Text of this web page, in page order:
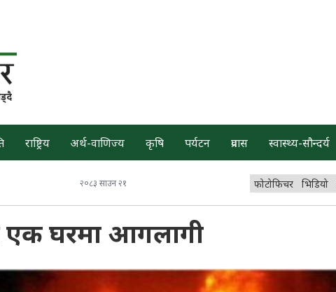
राष्ट्रिय अर्थ-वाणिज्य कृषि पर्यटन प्रवास स्वास्थ्य-सौन्दर्य
२०८३ साउन २१ फोटोफिचर भिडियो
एक घरमा आगलागी